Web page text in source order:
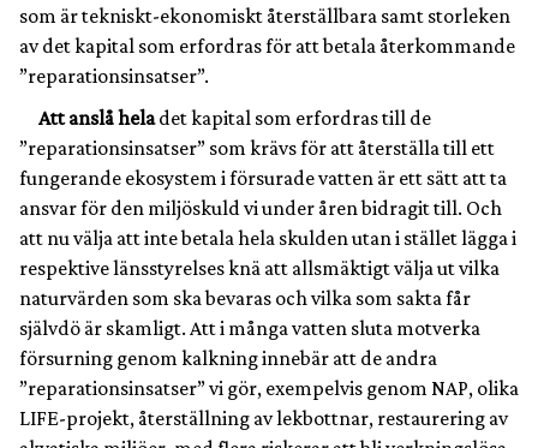
som är tekniskt-ekonomiskt återställbara samt storleken
av det kapital som erfordras för att betala återkommande
”reparationsinsatser”.
Att anslå heladet kapital som erfordras till de
”reparationsinsatser” som krävs för att återställa till ett
fungerande ekosystem i försurade vatten är ett sätt att ta
ansvar för den miljöskuld vi under åren bidragit till. Och
att nu välja att inte betala hela skulden utan i stället lägga i
respektive länsstyrelses knä att allsmäktigt välja ut vilka
naturvärden som ska bevaras och vilka som sakta får
självdö är skamligt. Att i många vatten sluta motverka
försurning genom kalkning innebär att de andra
”reparationsinsatser” vi gör, exempelvis genom NAP, olika
LIFE-projekt, återställning av lekbottnar, restaurering av